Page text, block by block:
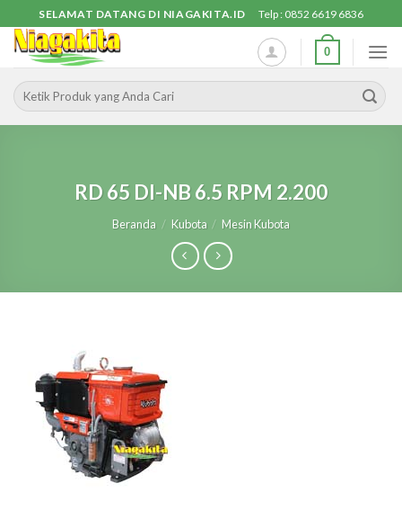
content
SELAMAT DATANG DI NIAGAKITA.ID Telp : 0852 6619 6836
0
Pencarian
untuk:
RD 65 DI-NB 6.5 RPM 2.200
Beranda / Kubota / Mesin Kubota